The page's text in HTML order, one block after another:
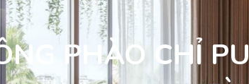
PHÀO CHỈ